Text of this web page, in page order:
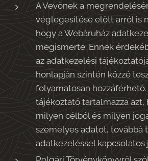
A Vevőnek a
véglegesítése előtt arról is
hogy a Webáruház
megismerte. Ennek
az adatkezelési
honlapján szintén közzé
folyamatosan
tájékoztató tartalmazza azt,
milyen célból és milyen
személyes adatot, továbbá
adatkezeléssel kapcsolatos